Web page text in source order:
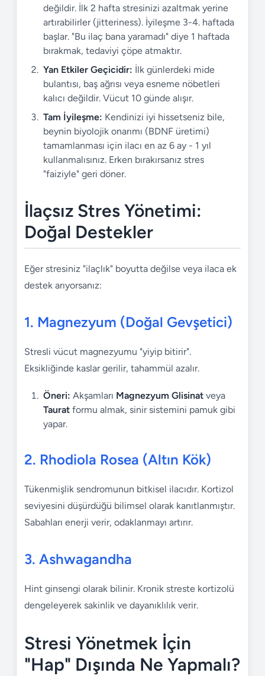
değildir. İlk 2 hafta stresinizi azaltmak yerine
artırabilirler (jitteriness). İyileşme 3-4. haftada
başlar. "Bu ilaç bana yaramadı" diye 1 haftada
bırakmak, tedaviyi çöpe atmaktır.
Yan Etkiler Geçicidir: İlk günlerdeki mide
bulantısı, baş ağrısı veya esneme nöbetleri
kalıcı değildir. Vücut 10 günde alışır.
Tam İyileşme: Kendinizi iyi hissetseniz bile,
beynin biyolojik onarımı (BDNF üretimi)
tamamlanması için ilacı en az 6 ay - 1 yıl
kullanmalısınız. Erken bırakırsanız stres
"faiziyle" geri döner.
İlaçsız Stres Yönetimi:
Doğal Destekler
Eğer stresiniz "ilaçlık" boyutta değilse veya ilaca ek
destek arıyorsanız:
1. Magnezyum (Doğal Gevşetici)
Stresli vücut magnezyumu "yiyip bitirir".
Eksikliğinde kaslar gerilir, tahammül azalır.
Öneri: Akşamları Magnezyum Glisinat veya
Taurat formu almak, sinir sistemini pamuk gibi
yapar.
2. Rhodiola Rosea (Altın Kök)
Tükenmişlik sendromunun bitkisel ilacıdır. Kortizol
seviyesini düşürdüğü bilimsel olarak kanıtlanmıştır.
Sabahları enerji verir, odaklanmayı artırır.
3. Ashwagandha
Hint ginsengi olarak bilinir. Kronik streste kortizolü
dengeleyerek sakinlik ve dayanıklılık verir.
Stresi Yönetmek İçin
"Hap" Dışında Ne Yapmalı?